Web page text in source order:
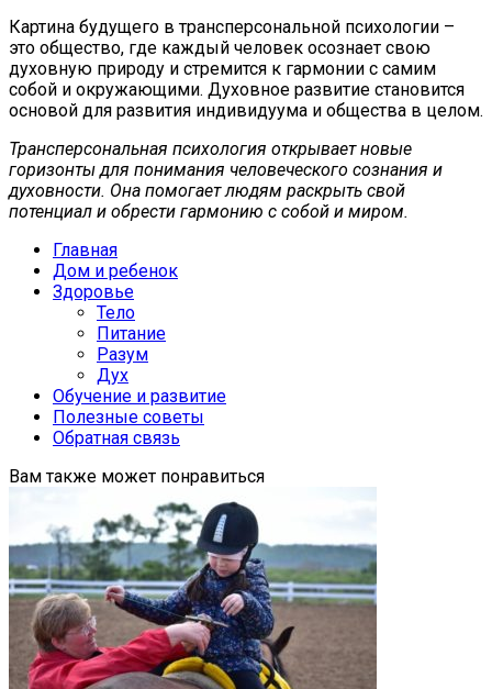
Картина будущего в трансперсональной психологии –
это общество, где каждый человек осознает свою
духовную природу и стремится к гармонии с самим
собой и окружающими. Духовное развитие становится
основой для развития индивидуума и общества в целом.
Трансперсональная психология открывает новые
горизонты для понимания человеческого сознания и
духовности. Она помогает людям раскрыть свой
потенциал и обрести гармонию с собой и миром.
Главная
Дом и ребенок
Здоровье
Тело
Питание
Разум
Дух
Обучение и развитие
Полезные советы
Обратная связь
Вам также может понравиться